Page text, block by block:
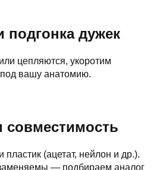
подгонка дужек
цепляются, укоротим
вашу анатомию.
пластик (ацетат, нейлон и др.).
— подбираем аналог